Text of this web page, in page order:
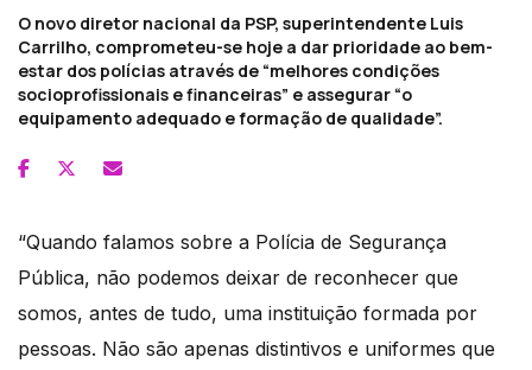
O novo diretor nacional da PSP, superintendente Luis
Carrilho, comprometeu-se hoje a dar prioridade ao bem-
estar dos polícias através de “melhores condições
socioprofissionais e financeiras” e assegurar “o
equipamento adequado e formação de qualidade”.
“Quando falamos sobre a Polícia de Segurança
Pública, não podemos deixar de reconhecer que
somos, antes de tudo, uma instituição formada por
pessoas. Não são apenas distintivos e uniformes que